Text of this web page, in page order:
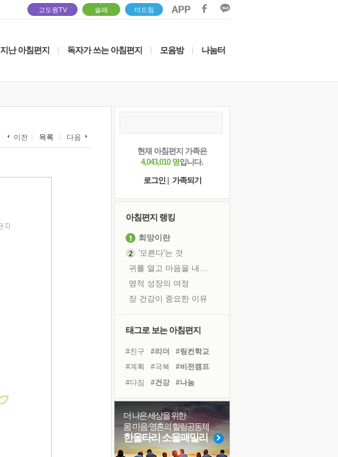
고도원TV 솔패 더드림
지난 아침편지 독자가 쓰는 아침편지 모음방 나눔터
이전 목록 다음
현재 아침편지 가족은
4,043,010 명입니다.
로그인
가족되기
아침편지 랭킹
희망이란
'모른다'는 것
귀를 열고 마음을 내어주고
영적 성장의 여정
장 건강이 중요한 이유
흙이 된 몸으로 출근하는 여자
꿈이 실제가 되는 것
'말 타는 법'을 먼저
졸업식 사진을 보며
극심한 변비, 어깨결림, 수면 장애
태그로 보는 아침편지
#친구 #리더
#링컨학교
#계획
#극복
#비전캠프
#다짐
#건강
#나눔
#힐링
#위기
#유튜브
#아이들
#경험
#바이러스
#독서
#희망
더 나은 세상을 위한
몸·마음·영혼의 힐링공동체
한울타리 소울패밀리